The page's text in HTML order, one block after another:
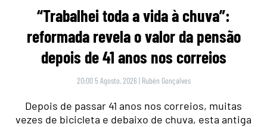
“Trabalhei toda a vida à chuva”:
reformada revela o valor da pensão
depois de 41 anos nos correios
20:00 5 Agosto, 2026 | Rubén Gonçalves
Depois de passar 41 anos nos correios, muitas
vezes de bicicleta e debaixo de chuva, esta antiga